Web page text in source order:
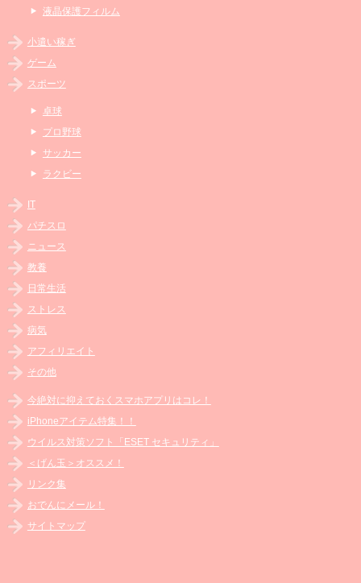
液晶保護フィルム
小遣い稼ぎ
ゲーム
スポーツ
卓球
プロ野球
サッカー
ラクビー
IT
パチスロ
ニュース
教養
日常生活
ストレス
病気
アフィリエイト
その他
今絶対に抑えておくスマホアプリはコレ！
iPhoneアイテム特集！！
ウイルス対策ソフト「ESET セキュリティ」
＜げん玉＞オススメ！
リンク集
おでんにメール！
サイトマップ